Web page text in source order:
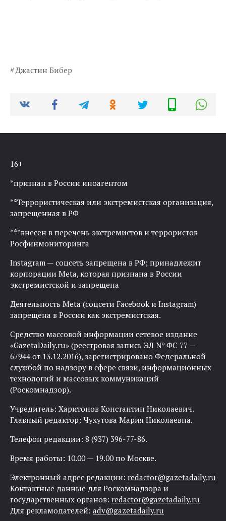
Джастин Бибер
16+
*признан в России иноагентом
**Террористическая или экстремистская организация,
запрещенная в РФ
***внесен в перечень экстремистов и террористов
Росфинмониторинга
Instagram — соцсеть запрещена в РФ; принадлежит
корпорации Meta, которая признана в России
экстремистской и запрещена
Деятельность Meta (соцсети Facebook и Instagram)
запрещена в России как экстремистская.
Средство массовой информации сетевое издание
«GazetaDaily.ru» (реестровая запись ЭЛ № ФС 77 —
67944 от 13.12.2016), зарегистрировано Федеральной
службой по надзору в сфере связи, информационных
технологий и массовых коммуникаций
(Роскомнадзор).
Учредитель: Харитонов Константин Николаевич.
Главный редактор: Чухутова Мария Николаевна.
Телефон редакции: 8 (937) 396-77-86.
Время работы: 10.00 — 19.00 по Москве.
Электронный адрес редакции: redactor@gazetadaily.ru
Контактные данные для Роскомнадзора и
государственных органов: redactor@gazetadaily.ru
Для рекламодателей: adv@gazetadaily.ru